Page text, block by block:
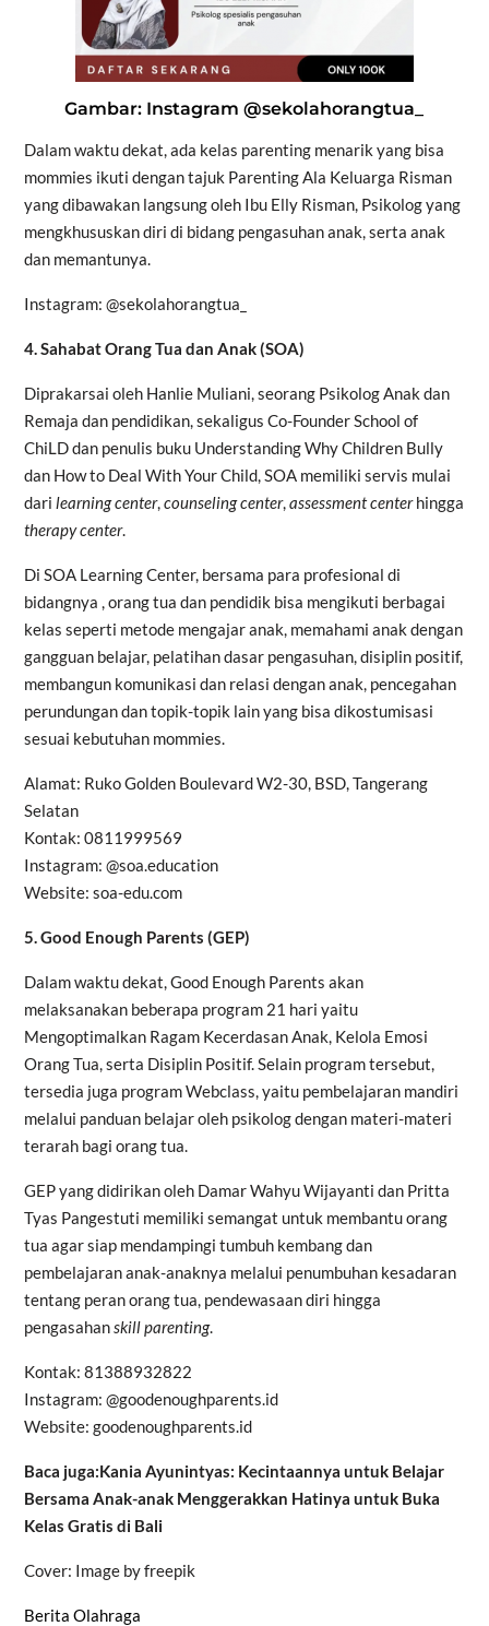
Gambar: Instagram @sekolahorangtua_
Dalam waktu dekat, ada kelas parenting menarik yang bisa
mommies ikuti dengan tajuk Parenting Ala Keluarga Risman
yang dibawakan langsung oleh Ibu Elly Risman, Psikolog yang
mengkhususkan diri di bidang pengasuhan anak, serta anak
dan memantunya.
Instagram: @sekolahorangtua_
4. Sahabat Orang Tua dan Anak (SOA)
Diprakarsai oleh Hanlie Muliani, seorang Psikolog Anak dan
Remaja dan pendidikan, sekaligus Co-Founder School of
ChiLD dan penulis buku Understanding Why Children Bully
dan How to Deal With Your Child, SOA memiliki servis mulai
dari learning center,counseling center,assessment centerhingga
therapy center.
Di SOA Learning Center, bersama para profesional di
bidangnya , orang tua dan pendidik bisa mengikuti berbagai
kelas seperti metode mengajar anak, memahami anak dengan
gangguan belajar, pelatihan dasar pengasuhan, disiplin positif,
membangun komunikasi dan relasi dengan anak, pencegahan
perundungan dan topik-topik lain yang bisa dikostumisasi
sesuai kebutuhan mommies.
Alamat: Ruko Golden Boulevard W2-30, BSD, Tangerang
Selatan
Kontak: 0811999569
Instagram: @soa.education
Website: soa-edu.com
5. Good Enough Parents (GEP)
Dalam waktu dekat, Good Enough Parents akan
melaksanakan beberapa program 21 hari yaitu
Mengoptimalkan Ragam Kecerdasan Anak, Kelola Emosi
Orang Tua, serta Disiplin Positif. Selain program tersebut,
tersedia juga program Webclass, yaitu pembelajaran mandiri
melalui panduan belajar oleh psikolog dengan materi-materi
terarah bagi orang tua.
GEP yang didirikan oleh Damar Wahyu Wijayanti dan Pritta
Tyas Pangestuti memiliki semangat untuk membantu orang
tua agar siap mendampingi tumbuh kembang dan
pembelajaran anak-anaknya melalui penumbuhan kesadaran
tentang peran orang tua, pendewasaan diri hingga
pengasahanskill parenting.
Kontak: 81388932822
Instagram: @goodenoughparents.id
Website: goodenoughparents.id
Baca juga:Kania Ayunintyas: Kecintaannya untuk Belajar
Bersama Anak-anak Menggerakkan Hatinya untuk Buka
Kelas Gratis di Bali
Cover: Image by freepik
Berita Olahraga